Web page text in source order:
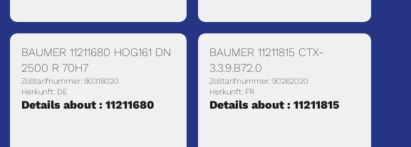
BAUMER 11211680 HOG161 DN
2500 R 70H7
Zolltarifnummer: 90318020
Herkunft: DE
Details about : 11211680
BAUMER 11211815 CTX-
3.3.9.B72.0
Zolltarifnummer: 90262020
Herkunft: FR
Details about : 11211815